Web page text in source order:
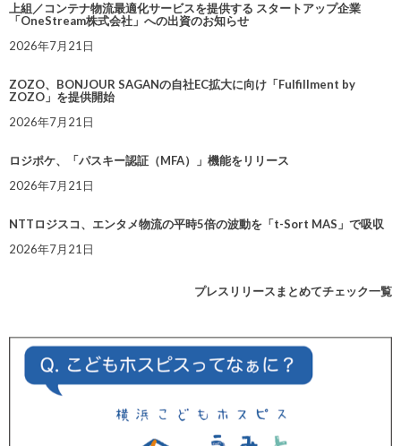
上組／コンテナ物流最適化サービスを提供する スタートアップ企業
「OneStream株式会社」への出資のお知らせ
2026年7月21日
ZOZO、BONJOUR SAGANの自社EC拡大に向け「Fulfillment by
ZOZO」を提供開始
2026年7月21日
ロジポケ、「パスキー認証（MFA）」機能をリリース
2026年7月21日
NTTロジスコ、エンタメ物流の平時5倍の波動を「t-Sort MAS」で吸収
2026年7月21日
プレスリリースまとめてチェック一覧